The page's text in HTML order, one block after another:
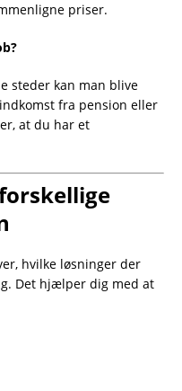
priser.
steder kan man blive
fra pension eller
at du har et
hvilke løsninger der
Det hjælper dig med at